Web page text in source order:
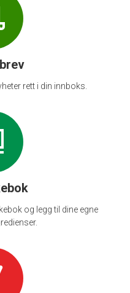
rett i din innboks.
og legg til dine egne